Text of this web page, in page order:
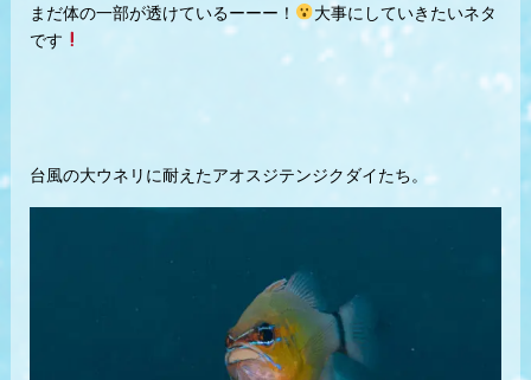
まだ体の一部が透けているーーー！
大事にしていきたいネタ
です
台風の大ウネリに耐えたアオスジテンジクダイたち。